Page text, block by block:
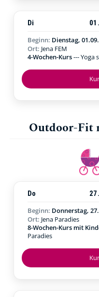
Di
Beginn: Dienstag,
Ort: Jena FEM
4-Wochen-Kurs--- Yoga
Outdoor-Fit
Do
Beginn: Donnerstag,
Ort: Jena Paradies
8-Wochen-Kurs mit
Paradies